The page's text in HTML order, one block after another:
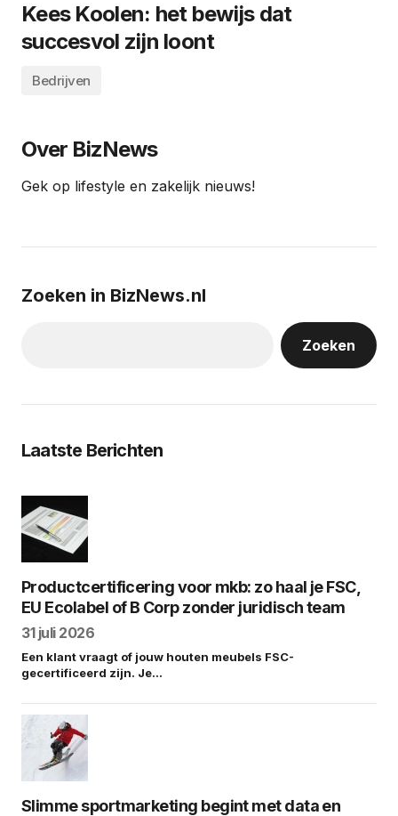
Kees Koolen: het bewijs dat
succesvol zijn loont
Bedrijven
Over BizNews
Gek op lifestyle en zakelijk nieuws!
Zoeken in BizNews.nl
Zoeken
Laatste Berichten
Productcertificering voor mkb: zo haal je FSC,
EU Ecolabel of B Corp zonder juridisch team
31 juli 2026
Een klant vraagt of jouw houten meubels FSC-
gecertificeerd zijn. Je…
Slimme sportmarketing begint met data en